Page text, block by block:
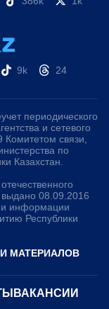
9k 24
периодического
и сетевого
связи,
по
Казахстан.
08.09.2016
и информации
Республики
МАТЕРИАЛОВ
ВАКАНСИИ